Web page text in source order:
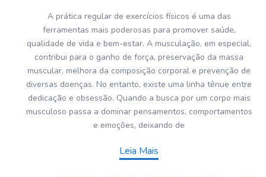
A prática regular de exercícios físicos é uma das
ferramentas mais poderosas para promover saúde,
qualidade de vida e bem-estar. A musculação, em especial,
contribui para o ganho de força, preservação da massa
muscular, melhora da composição corporal e prevenção de
diversas doenças. No entanto, existe uma linha tênue entre
dedicação e obsessão. Quando a busca por um corpo mais
musculoso passa a dominar pensamentos, comportamentos
e emoções, deixando de
Leia Mais